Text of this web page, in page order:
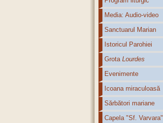
Media: Audio-video
Sanctuarul Marian
Istoricul Parohiei
Grota Lourdes
Evenimente
Icoana miraculoasă
Sărbători mariane
Capela "Sf. Varvara"